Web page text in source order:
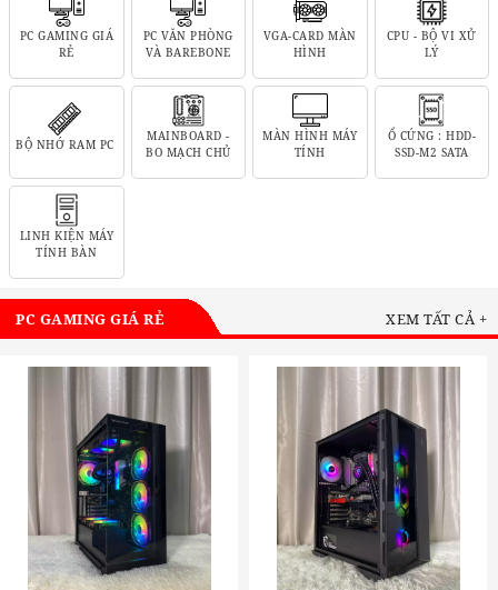
PC GAMING GIÁ
RẺ
PC VĂN PHÒNG
VÀ BAREBONE
VGA-CARD MÀN
HÌNH
CPU - BỘ VI XỬ
LÝ
BỘ NHỚ RAM PC
MAINBOARD -
BO MẠCH CHỦ
MÀN HÌNH MÁY
TÍNH
Ổ CỨNG : HDD-
SSD-M2 SATA
LINH KIỆN MÁY
TÍNH BÀN
PC GAMING GIÁ RẺ XEM TẤT CẢ +